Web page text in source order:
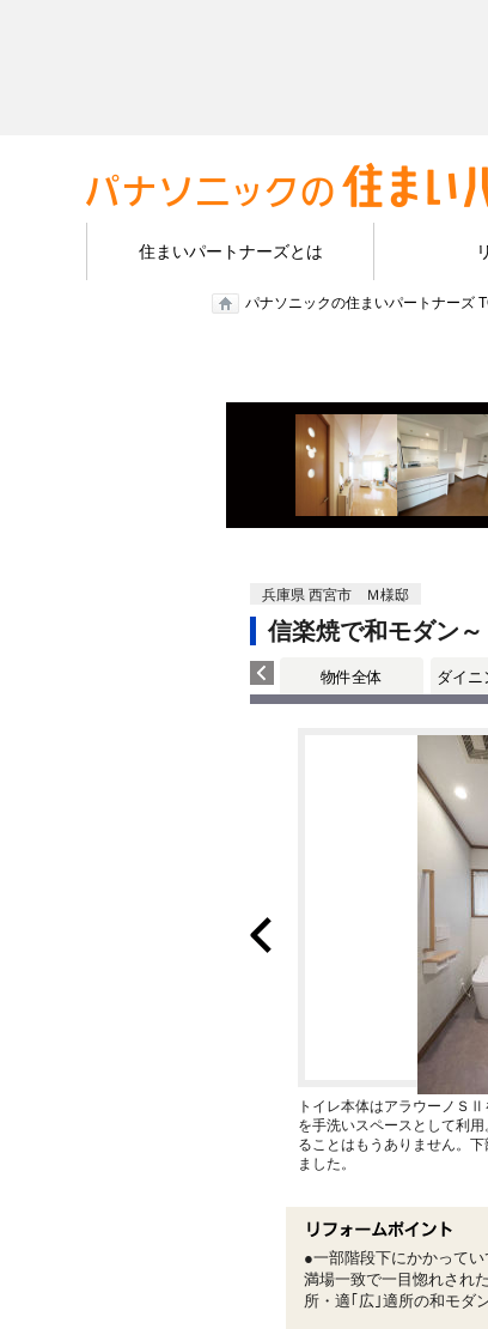
住まいパートナーズとは
パナソニックの住まいパートナーズ
兵庫県 西宮市 Ｍ様邸
信楽焼で和モダン～
物件全体 ダイニ
トイレ本体はアラウーノＳ
を手洗いスペースとして利
ることはもうありません。
ました。
●一部階段下にかかって
満場一致で一目惚れされ
所・適｢広｣適所の和モダ